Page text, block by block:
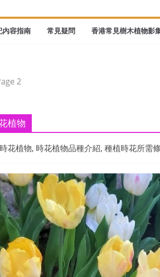
內容指南 常見疑問 香港常見樹木植物影
2
植物
花植物, 時花植物品種介紹, 種植時花所需
能是跟我們一樣在看樹，辨認他們的形態，樹